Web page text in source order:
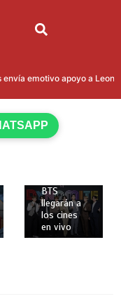
emotivo apoyo a
febrero de
2026
2 mins
Los dos
primeros
BTS
llegarán a
los cines
en vivo